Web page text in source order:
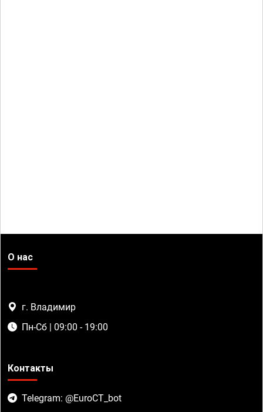
О нас
г. Владимир
Пн-Сб | 09:00 - 19:00
Контакты
Telegram: @EuroCT_bot